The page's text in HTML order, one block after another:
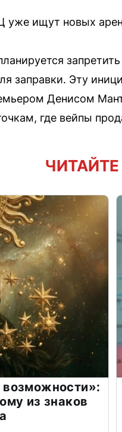
уже ищут новых
заправки. Эту
Денисом
где вейпы
возможности»:
из знаков